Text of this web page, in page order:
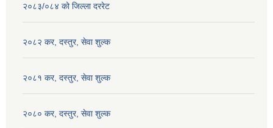
२०८३/०८४ को जिल्ला दररेट
२०८२ कर, दस्तुर, सेवा शुल्क
२०८१ कर, दस्तुर, सेवा शुल्क
२०८० कर, दस्तुर, सेवा शुल्क